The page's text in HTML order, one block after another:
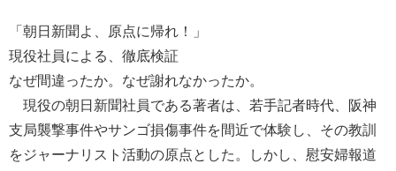
「朝日新聞よ、原点に帰れ！」
現役社員による、徹底検証
なぜ間違ったか。なぜ謝れなかったか。
現役の朝日新聞社員である著者は、若手記者時代、阪神
支局襲撃事件やサンゴ損傷事件を間近で体験し、その教訓
をジャーナリスト活動の原点とした。しかし、慰安婦報道